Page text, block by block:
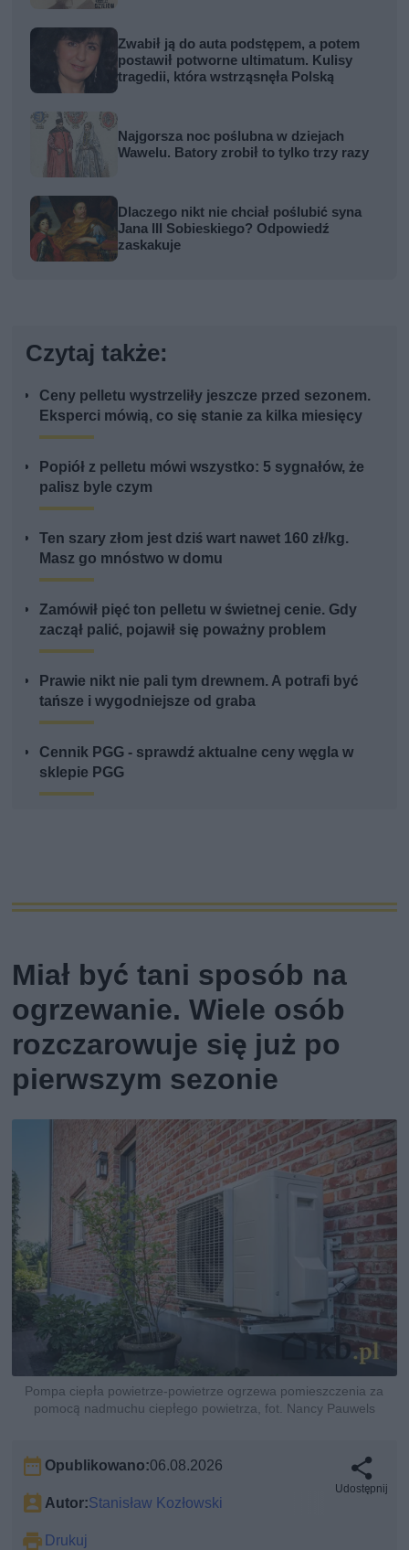
Zwabił ją do auta podstępem, a potem
postawił potworne ultimatum. Kulisy
tragedii, która wstrząsnęła Polską
Najgorsza noc poślubna w dziejach
Wawelu. Batory zrobił to tylko trzy razy
Dlaczego nikt nie chciał poślubić syna
Jana III Sobieskiego? Odpowiedź
zaskakuje
Czytaj także:
Ceny pelletu wystrzeliły jeszcze przed sezonem.
Eksperci mówią, co się stanie za kilka miesięcy
Popiół z pelletu mówi wszystko: 5 sygnałów, że
palisz byle czym
Ten szary złom jest dziś wart nawet 160 zł/kg.
Masz go mnóstwo w domu
Zamówił pięć ton pelletu w świetnej cenie. Gdy
zaczął palić, pojawił się poważny problem
Prawie nikt nie pali tym drewnem. A potrafi być
tańsze i wygodniejsze od graba
Cennik PGG - sprawdź aktualne ceny węgla w
sklepie PGG
Miał być tani sposób na
ogrzewanie. Wiele osób
rozczarowuje się już po
pierwszym sezonie
Pompa ciepła powietrze-powietrze ogrzewa pomieszczenia za
pomocą nadmuchu ciepłego powietrza, fot. Nancy Pauwels
Opublikowano:06.08.2026
Autor:Stanisław Kozłowski
Drukuj
Udostępnij